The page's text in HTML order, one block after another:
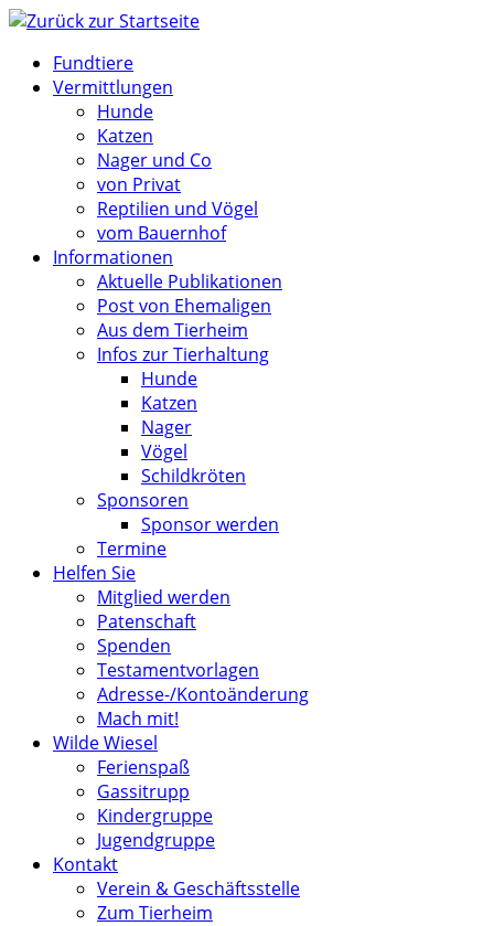
Zum
springenFundtiere
Vermittlungen
Hunde
Katzen
Nager und Co
von Privat
Reptilien und Vögel
vom Bauernhof
Informationen
Aktuelle Publikationen
Post von Ehemaligen
Aus dem Tierheim
Infos zur Tierhaltung
Hunde
Katzen
Nager
Vögel
Schildkröten
Sponsoren
Sponsor werden
Termine
Helfen Sie
Mitglied werden
Patenschaft
Spenden
Testamentvorlagen
Adresse-/Kontoänderung
Mach mit!
Wilde Wiesel
Ferienspaß
Gassitrupp
Kindergruppe
Jugendgruppe
Kontakt
Verein & Geschäftsstelle
Zum Tierheim